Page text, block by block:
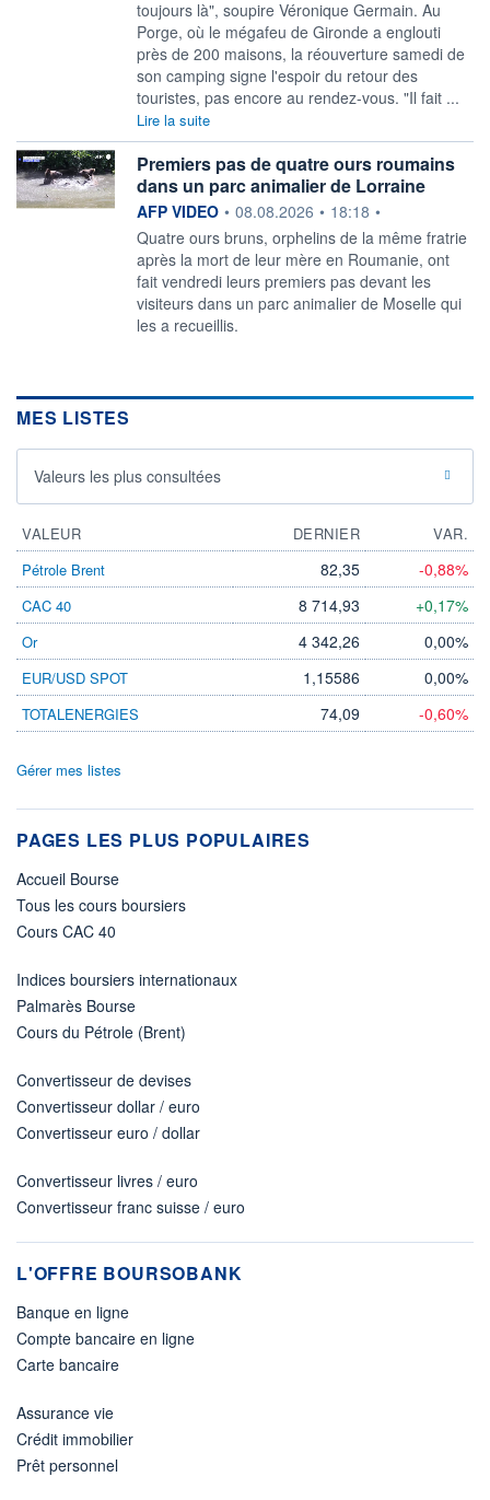
toujours là", soupire Véronique Germain. Au
Porge, où le mégafeu de Gironde a englouti
près de 200 maisons, la réouverture samedi de
son camping signe l'espoir du retour des
touristes, pas encore au rendez-vous. "Il fait ...
Lire la suite
Premiers pas de quatre ours roumains
dans un parc animalier de Lorraine
information fournie par
AFP VIDEO • 08.08.2026 • 18:18 •
Quatre ours bruns, orphelins de la même fratrie
après la mort de leur mère en Roumanie, ont
fait vendredi leurs premiers pas devant les
visiteurs dans un parc animalier de Moselle qui
les a recueillis.
MES LISTES
Valeurs les plus consultées
VALEUR DERNIER
VAR.
Pétrole Brent
82,35 -0,88%
CAC 40 8 714,93 +0,17%
Or 4 342,26 0,00%
EUR/USD SPOT 1,15586 0,00%
TOTALENERGIES 74,09 -0,60%
Gérer mes listes
PAGES LES PLUS POPULAIRES
Accueil Bourse
Tous les cours boursiers
Cours CAC 40
Indices boursiers internationaux
Palmarès Bourse
Cours du Pétrole (Brent)
Convertisseur de devises
Convertisseur dollar / euro
Convertisseur euro / dollar
Convertisseur livres / euro
Convertisseur franc suisse / euro
L'OFFRE BOURSOBANK
Banque en ligne
Compte bancaire en ligne
Carte bancaire
Assurance vie
Crédit immobilier
Prêt personnel